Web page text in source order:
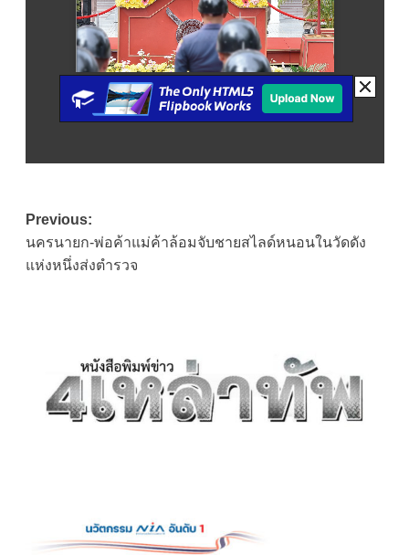
Post
navigation
Previous:
นครนายก-พ่อค้าแม่ค้าล้อมจับชายสไลด์หนอนในวัดดัง
แห่งหนึ่งส่งตำรวจ